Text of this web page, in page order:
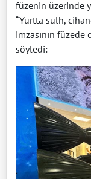
füzenin üzerinde
“Yurtta sulh,
imzasının füzede
söyledi: